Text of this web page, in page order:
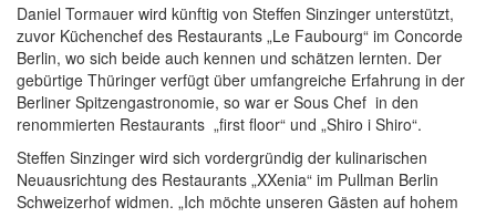
Daniel Tormauer wird künftig von Steffen Sinzinger unterstützt,
zuvor Küchenchef des Restaurants „Le Faubourg“ im Concorde
Berlin, wo sich beide auch kennen und schätzen lernten. Der
gebürtige Thüringer verfügt über umfangreiche Erfahrung in der
Berliner Spitzengastronomie, so war er Sous Chef in den
renommierten Restaurants „first floor“ und „Shiro i Shiro“.
Steffen Sinzinger wird sich vordergründig der kulinarischen
Neuausrichtung des Restaurants „XXenia“ im Pullman Berlin
Schweizerhof widmen. „Ich möchte unseren Gästen auf hohem